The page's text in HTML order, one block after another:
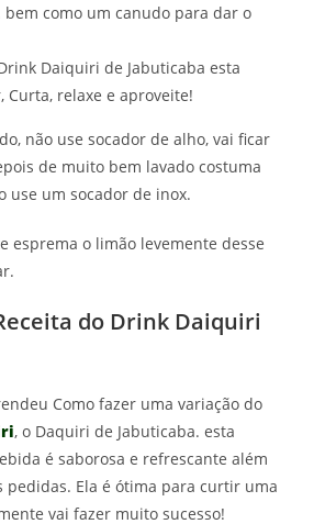
bem como um canudo para dar o
Daiquiri de Jabuticaba esta
Curta, relaxe e aproveite!
não use socador de alho, vai ficar
de muito bem lavado costuma
use um socador de inox.
esprema o limão levemente desse
do Drink Daiquiri
Como fazer uma variação do
, o Daquiri de Jabuticaba. esta
é saborosa e refrescante além
pedidas. Ela é ótima para curtir uma
vai fazer muito sucesso!